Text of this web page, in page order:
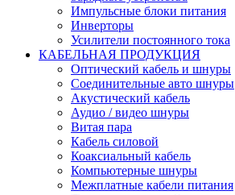
Импульсные блоки питания
Инверторы
Усилители постоянного тока
КАБЕЛЬНАЯ ПРОДУКЦИЯ
Оптический кабель и шнуры
Соединительные авто шнуры
Акустический кабель
Аудио / видео шнуры
Витая пара
Кабель силовой
Коаксиальный кабель
Компьютерные шнуры
Межплатные кабели питания